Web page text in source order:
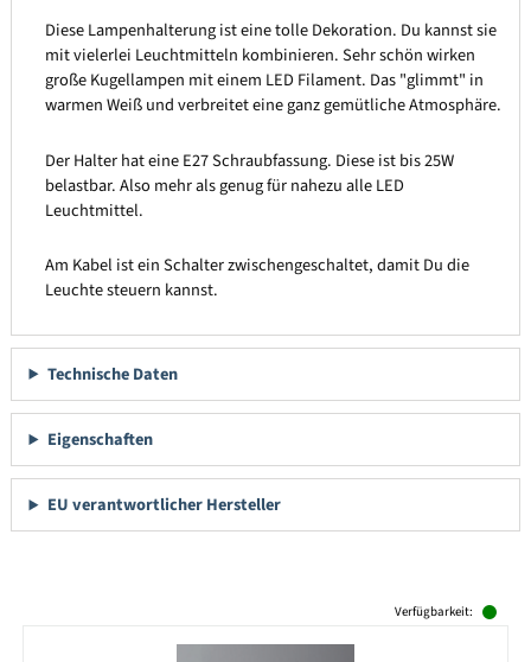
Diese Lampenhalterung ist eine tolle Dekoration. Du kannst sie
mit vielerlei Leuchtmitteln kombinieren. Sehr schön wirken
große Kugellampen mit einem LED Filament. Das "glimmt" in
warmen Weiß und verbreitet eine ganz gemütliche Atmosphäre.
Der Halter hat eine E27 Schraubfassung. Diese ist bis 25W
belastbar. Also mehr als genug für nahezu alle LED
Leuchtmittel.
Am Kabel ist ein Schalter zwischengeschaltet, damit Du die
Leuchte steuern kannst.
Technische Daten
Eigenschaften
EU verantwortlicher Hersteller
Verfügbarkeit: